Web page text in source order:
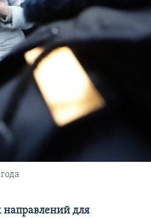
направлений для